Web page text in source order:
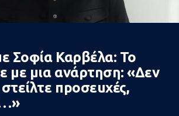
Σοφία Καρβέλα: Το
με μια ανάρτηση: «Δεν
στείλτε πpoσεuxές,